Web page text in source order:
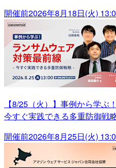
開催前2026年8月18日(火)
【8/25（火）】事例から学ぶ
今すぐ実践できる多重防御戦
開催前2026年8月25日(火)